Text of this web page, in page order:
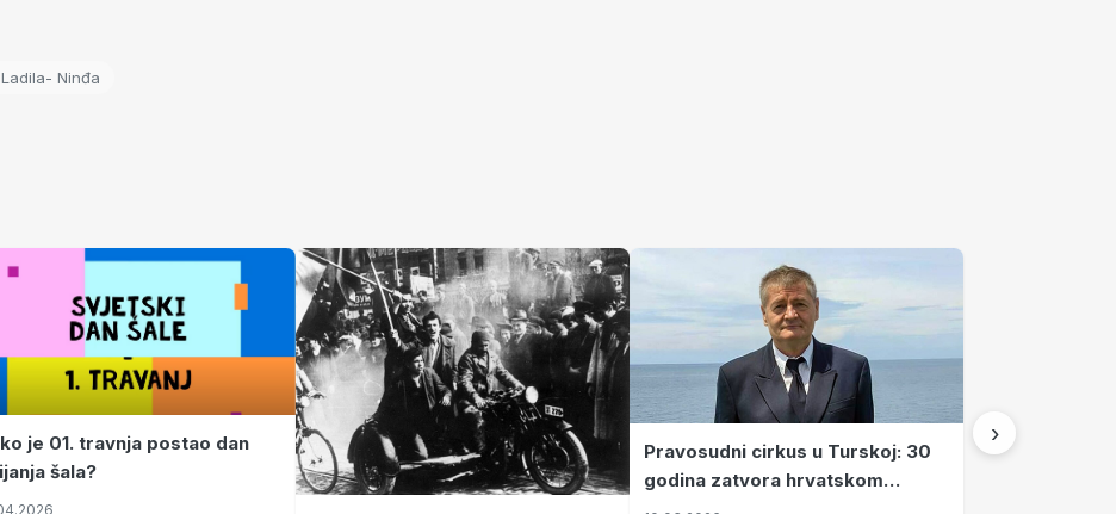
Ninđa
je 01. travnja postao dan
šala?
Pravosudni cirkus u Turskoj: 30
godina zatvora hrvatskom
kapetanu kojeg su sami pustili
›